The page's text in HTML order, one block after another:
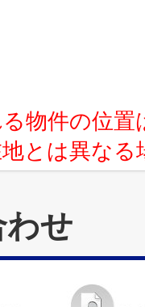
物件の位
とは異な
せ